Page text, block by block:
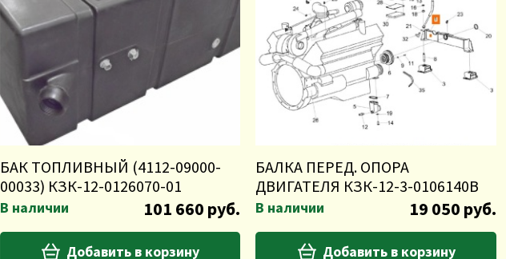
БАК ТОПЛИВНЫЙ (4112-09000-
00033) КЗК-12-0126070-01
В наличии 101 660 руб.
Добавить в корзину
БАЛКА ПЕРЕД. ОПОРА
ДВИГАТЕЛЯ КЗК-12-3-0106140В
В наличии 19 050 руб.
Добавить в корзину